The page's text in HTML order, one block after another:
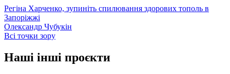
Регіна Харченко, зупиніть спилювання здорових тополь в
Запоріжжі
Олександр Чубукін
Всі точки зору
Наші інші проєкти